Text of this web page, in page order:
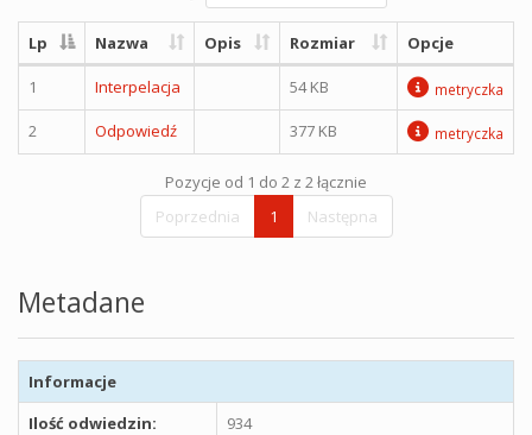
Lp Nazwa Opis Rozmiar Opcje
1 Interpelacja 54 KB metryczka
2 Odpowiedź 377 KB metryczka
Pozycje od 1 do 2 z 2 łącznie
Poprzednia
1 Następna
Metadane
Informacje
Ilość odwiedzin:
934